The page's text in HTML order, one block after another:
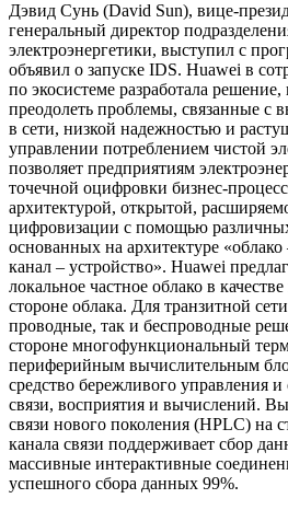
Дэвид Сунь (David Sun), вице-
генеральный директор
электроэнергетики, выступил с
объявил о запуске IDS. Huawei в
по экосистеме разработала решение,
преодолеть проблемы, связанные с
в сети, низкой надежностью и
управлении потреблением чистой
позволяет предприятиям
точечной оцифровки бизнес-
архитектурой, открытой,
цифровизации с помощью
основанных на архитектуре
канал – устройство». Huawei
локальное частное облако в
стороне облака. Для транзитной
проводные, так и беспроводные
стороне многофункциональный
периферийным вычислительным
средство бережливого управления
связи, восприятия и вычислений.
связи нового поколения (HPLC) на
канала связи поддерживает сбор
массивные интерактивные
успешного сбора данных 99%.